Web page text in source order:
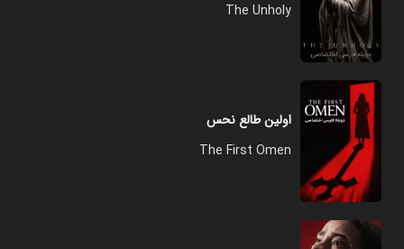
The Unholy
اولین طالع نحس
The First Omen